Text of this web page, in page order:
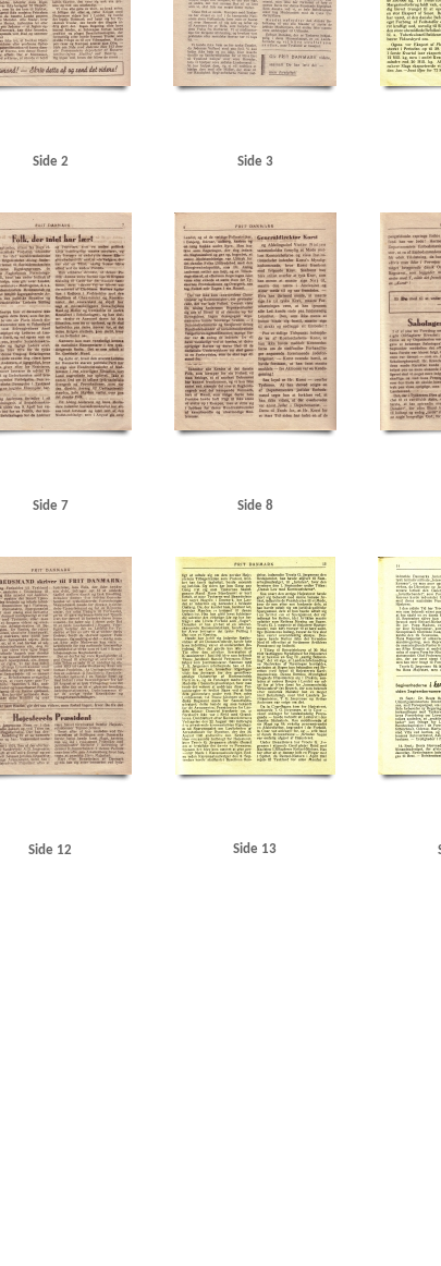
og Gadekostfabrik Helweg-Larsen, Per Hillerød Gummivognslager Holland
Autoværksted Juristen Juristforbundet Justitsministerium, det danske Jylland
SS-mand, Kbh. Kløvermarksvej, Kbh. Koch Alveen, snedker, Lunderskov
la Cour, Vilhelm, historiker Landskrona Larsen, Aksel, politiker Larsen, Gunnar,
Nils, Udenrigsministeriets direktør
Krystalindustri Tysk politi U Udenrigsministerium, det danske
Side 2 Side 3
Side 7 Side 8
Side 12 Side 13